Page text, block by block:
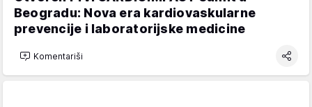
Beogradu: Nova era kardiovaskularne
prevencije i laboratorijske medicine
Komentariši